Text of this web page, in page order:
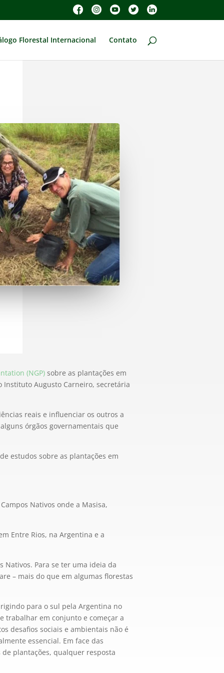
Florestal Internacional Contato
(NGP) sobre as plantações em
Instituto Augusto Carneiro, secretária
reais e influenciar os outros a
órgãos governamentais que
estudos sobre as plantações em
Nativos onde a Masisa,
Entre Rios, na Argentina e a
Nativos. Para se ter uma ideia da
– mais do que em algumas florestas
para o sul pela Argentina no
trabalhar em conjunto e começar a
desafios sociais e ambientais não é
essencial. Em face das
plantações, qualquer resposta